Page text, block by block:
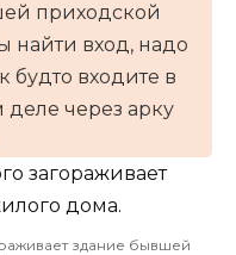
приходской
найти вход, надо
будто входите в
через арку
здание бывшей